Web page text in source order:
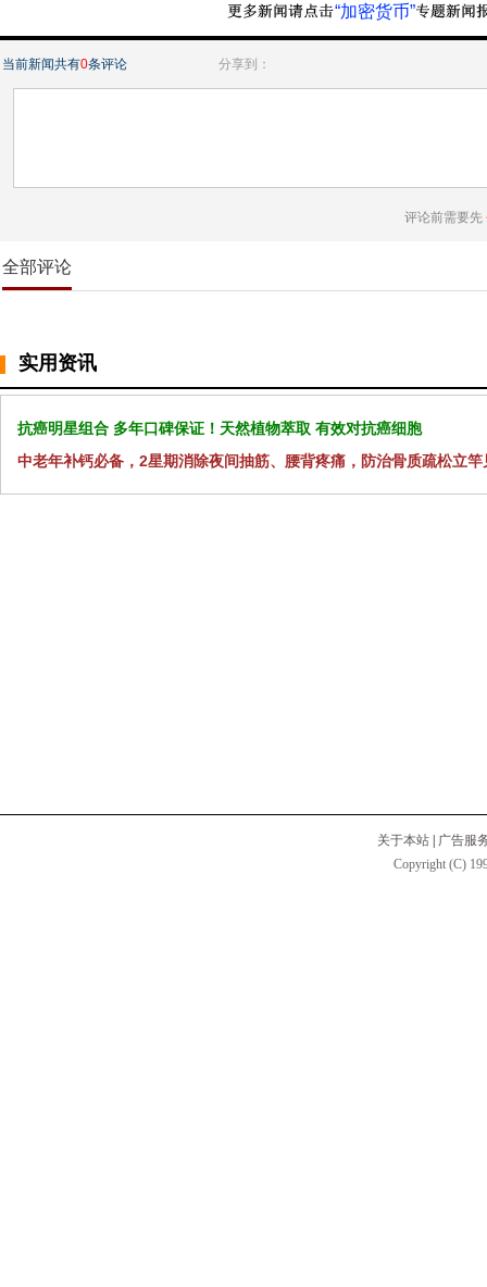
“加密货币”
当前新闻共有0条评论 分享到：
评论前需要先
全部评论
实用资讯
抗癌明星组合 多年口碑保证！天然植物萃取 有效对抗癌细胞
中老年补钙必备，2星期消除夜间抽筋、腰背疼痛，防治骨质疏松立竿
关于本站
广告服
Copyright (C)